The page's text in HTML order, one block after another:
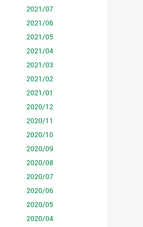
2021/07
2021/06
2021/05
2021/04
2021/03
2021/02
2021/01
2020/12
2020/11
2020/10
2020/09
2020/08
2020/07
2020/06
2020/05
2020/04